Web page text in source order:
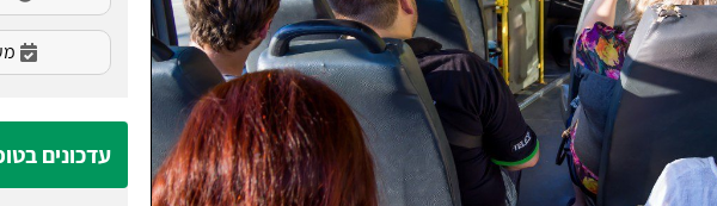
עדכונים